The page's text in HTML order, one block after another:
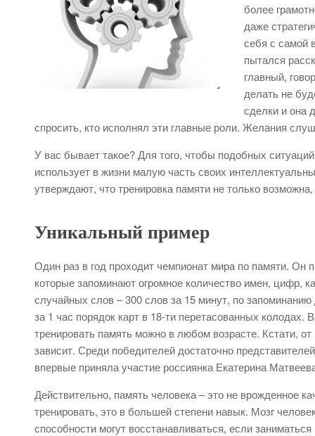
более
даже
себя с самой
пытался
главный,
делать не
сделки и она
спросить, кто исполнял эти главные роли. Желания
У вас бывает такое? Для того, чтобы подобных
использует в жизни малую часть своих
утверждают, что тренировка памяти не только
Уникальный пример
Один раз в год проходит чемпионат мира по памяти. Он
которые запоминают огромное количество имен, цифр,
случайных слов – 300 слов за 15 минут, по
за 1 час порядок карт в 18-ти перетасованных колодах.
тренировать память можно в любом возрасте. Кстати,
зависит. Среди победителей достаточно
впервые приняла участие россиянка Екатерина
Действительно, память человека – это не врожденное
тренировать, это в большей степени навык. Мозг
способности могут восстанавливаться, если